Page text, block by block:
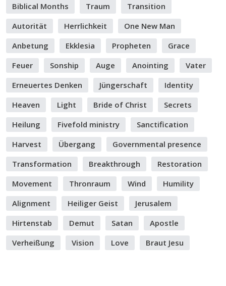
Biblical Months
Traum
Transition
Autorität
Herrlichkeit
One New Man
Anbetung
Ekklesia Propheten
Grace
Feuer
Sonship Auge Anointing
Vater
Erneuertes Denken
Jüngerschaft
Identity
Heaven
Light Bride of Christ
Secrets
Heilung
Fivefold ministry
Sanctification
Harvest
Übergang
Governmental presence
Transformation
Breakthrough
Restoration
Movement
Thronraum Wind
Humility
Alignment
Heiliger Geist
Jerusalem
Hirtenstab
Demut Satan
Apostle
Verheißung
Vision Love Braut Jesu